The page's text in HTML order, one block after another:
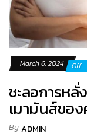
March 6, 2024 Off
ชะลอการหลั่
เมามันส์ขอ
ByADMIN